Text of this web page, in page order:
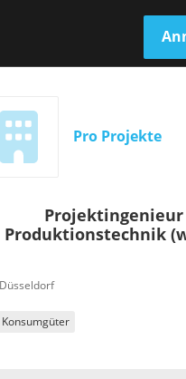
Pro Projekte
Projektingenieur
Produktionstechnik
Düsseldorf
Konsumgüter